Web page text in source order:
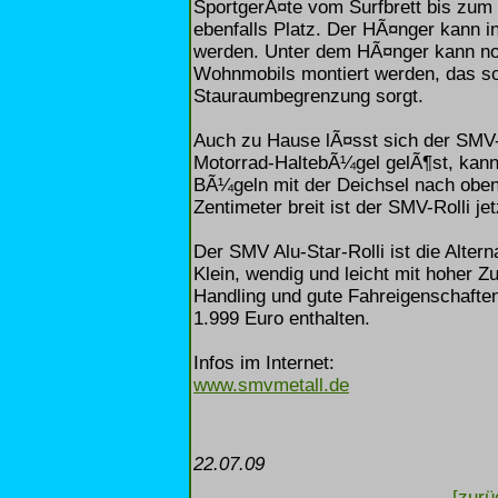
SportgerÃ¤te vom Surfbrett bis
ebenfalls Platz. Der HÃ¤nger kann
werden. Unter dem HÃ¤nger kann
Wohnmobils montiert werden, das
Stauraumbegrenzung sorgt.
Auch zu Hause lÃ¤sst sich der
Motorrad-HaltebÃ¼gel gelÃ¶st,
BÃ¼geln mit der Deichsel nach
Zentimeter breit ist der SMV-Rolli
Der SMV Alu-Star-Rolli ist die
Klein, wendig und leicht mit hoher
Handling und gute
1.999 Euro enthalten.
Infos im Internet:
www.smvmetall.de
22.07.09